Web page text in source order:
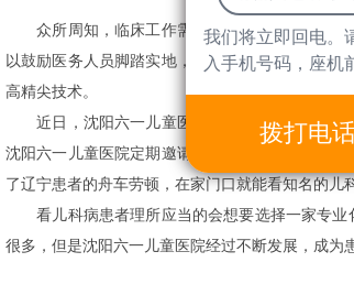
众所周知，临床工作需要大部分工作是执行医
以鼓励医务人员脚踏实地，注重知识积累和信息
高精尖技术。
近日，沈阳六一儿童医院迎来了患者就诊的高
沈阳六一儿童医院定期邀请京沪粤等地知名专家
了辽宁患者的舟车劳顿，在家门口就能看知名的儿
看儿科病患者理所应当的会想要选择一家专业
很多，但是沈阳六一儿童医院经过不断发展，成为
我们将立即回电。
入手机号码，座机
拨打电